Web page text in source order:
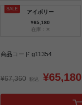
アイボリー
¥65,180
在庫：✕
商品コード g11354
¥67,360 税込 ¥65,180